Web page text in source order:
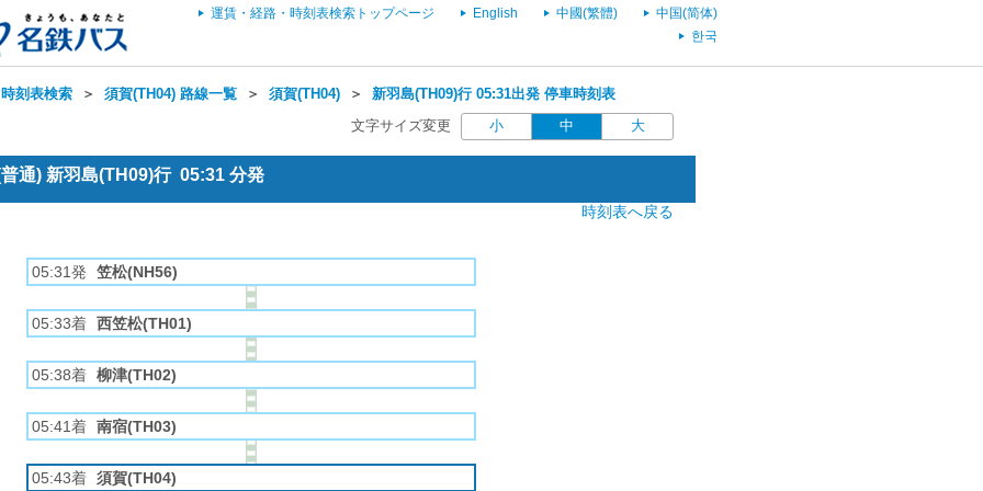
運賃・経路・時刻表検索トップページ English 中國(繁體)
中国(简体)
한국
刻表検索 ＞ 須賀(TH04) 路線一覧 ＞ 須賀(TH04) ＞ 新羽島(TH09)行 05:31出発 停車時刻表
文字サイズ変更 小 中 大
通) 新羽島(TH09)行 05:31 分発
時刻表へ戻る
05:31発 笠松(NH56)
05:33着 西笠松(TH01)
05:38着 柳津(TH02)
05:41着 南宿(TH03)
05:43着 須賀(TH04)